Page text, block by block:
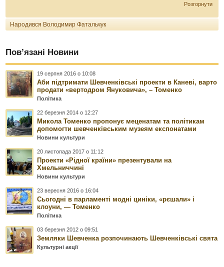
Розгорнути
Народився Володимир Фатальчук
Пов’язані Новини
19 серпня 2016 о 10:08
Аби підтримати Шевченківські проекти в Каневі, варто
продати «вертодром Януковича», – Томенко
Політика
22 березня 2014 о 12:27
Микола Томенко пропонує меценатам та політикам
допомогти шевченківським музеям експонатами
Новини культури
20 листопада 2017 о 11:12
Проекти «Рідної країни» презентували на
Хмельниччині
Новини культури
23 вересня 2016 о 16:04
Сьогодні в парламенті модні циніки, «рєшали» і
клоуни, — Томенко
Політика
03 березня 2012 о 09:51
Земляки Шевченка розпочинають Шевченківські свята
Культурні акції